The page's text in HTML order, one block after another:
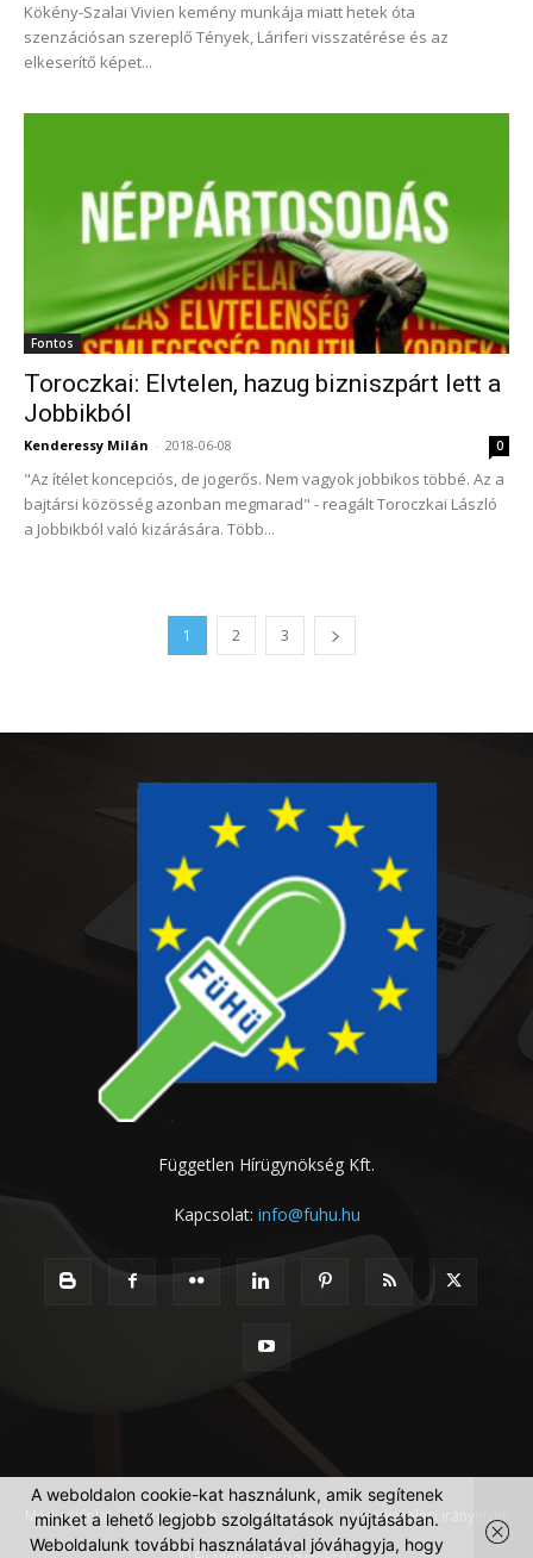
Kökény-Szalai Vivien kemény munkája miatt hetek óta
szenzációsan szereplő Tények, Láriferi visszatérése és az
elkeserítő képet...
Fontos
Toroczkai: Elvtelen, hazug bizniszpárt lett a
Jobbikból
Kenderessy Milán - 2018-06-08 0
"Az ítélet koncepciós, de jogerős. Nem vagyok jobbikos többé. Az a
bajtársi közösség azonban megmarad" - reagált Toroczkai László
a Jobbikból való kizárására. Több...
1 2 3
Független Hírügynökség Kft.
Kapcsolat: info@fuhu.hu
Médiaajánlat Impresszum Szerzői jogok Adatkezelési irányelvek
A weboldalon cookie-kat használunk, amik segítenek
minket a lehető legjobb szolgáltatások nyújtásában.
Weboldalunk további használatával jóváhagyja, hogy